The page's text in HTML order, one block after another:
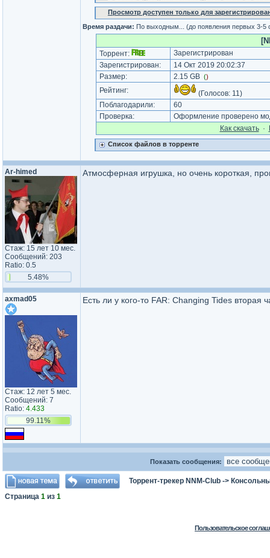
Просмотр доступен только для
Время раздачи: По выходным... (до появления первых 3-5
Торрент:
Зарегистрирован
Зарегистрирован:
14 Окт 2019 20:02:37
Размер:
2.15 GB ()
Рейтинг: (Голосов: 11)
Поблагодарили:
60
Проверка:
Оформление проверено
Как cкачать·
Список файлов в торренте
Ar-himed
Стаж: 15 лет 10 мес.
Сообщений: 203
Ratio: 0.5
5.48%
Атмосферная игрушка, но очень короткая,
axmad05
Стаж: 12 лет 5 мес.
Сообщений: 7
Ratio: 4.433
99.11%
Есть ли у кого-то FAR: Changing Tides вторая
Показать сообщения:
Торрент-трекер NNM-Club ->
Страница 1 из 1
Пользовательское